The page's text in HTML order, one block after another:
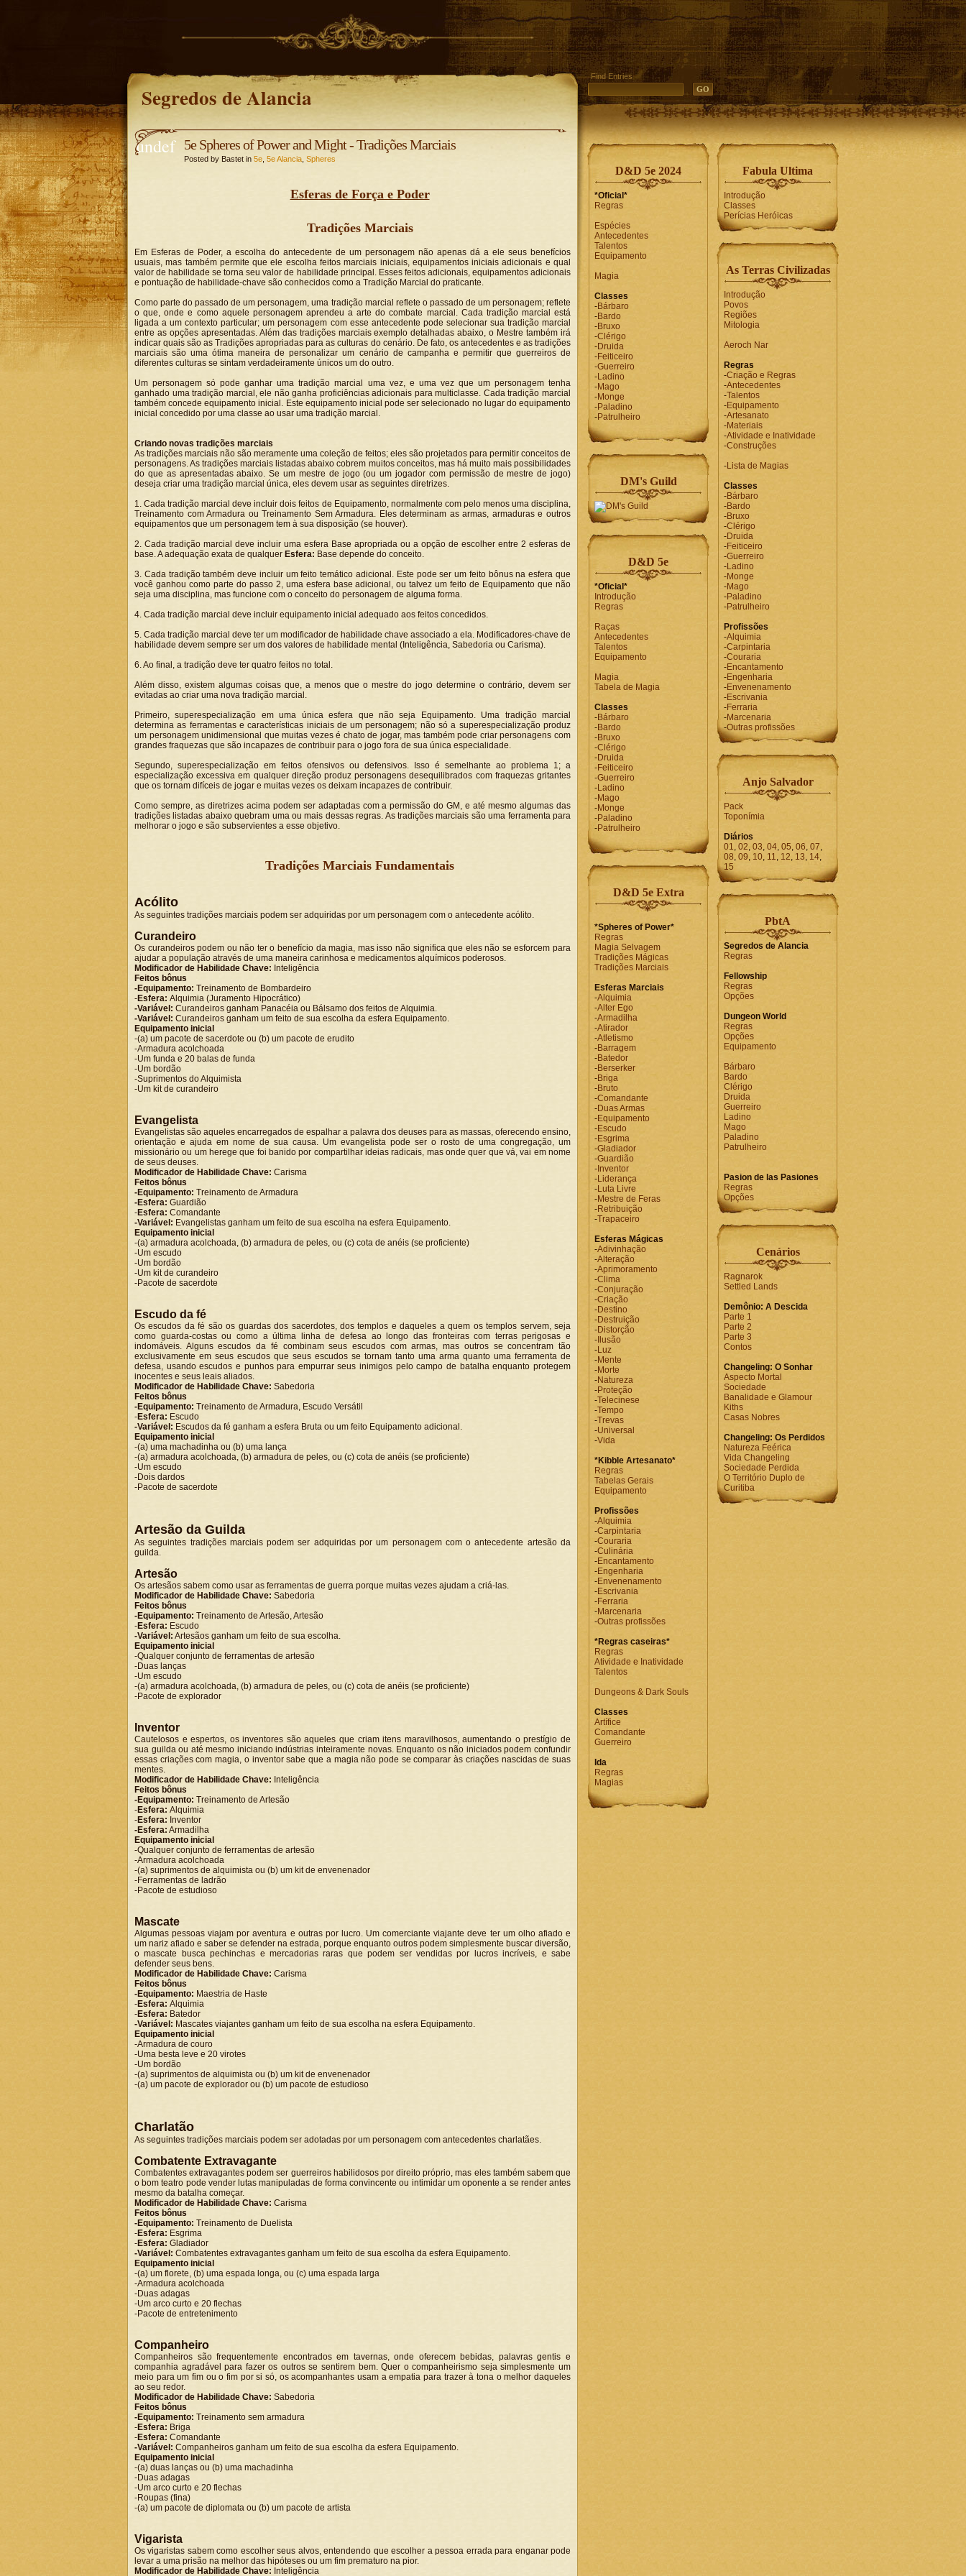
Segredos de Alancia
Find Entries
undef 5e Spheres of Power and Might - Tradições Marciais
Posted by Bastet in 5e 5e Alancia Spheres
Esferas de Força e Poder
Tradições Marciais
Em Esferas de Poder, a escolha do antecedente de um personagem não apenas dá a ele seus benefícios
usuais, mas também permite que ele escolha feitos marciais iniciais, equipamentos iniciais adicionais e qual
valor de habilidade se torna seu valor de habilidade principal. Esses feitos adicionais, equipamentos adicionais
e pontuação de habilidade-chave são conhecidos como a Tradição Marcial do praticante.
Como parte do passado de um personagem, uma tradição marcial reflete o passado de um personagem; reflete
o que, onde e como aquele personagem aprendeu a arte do combate marcial. Cada tradição marcial está
ligada a um contexto particular; um personagem com esse antecedente pode selecionar sua tradição marcial
entre as opções apresentadas. Além das tradições marciais exemplo detalhadas abaixo, o Mestre também irá
indicar quais são as Tradições apropriadas para as culturas do cenário. De fato, os antecedentes e as tradições
marciais são uma ótima maneira de personalizar um cenário de campanha e permitir que guerreiros de
diferentes culturas se sintam verdadeiramente únicos um do outro.
Um personagem só pode ganhar uma tradição marcial uma vez, e uma vez que um personagem tenha
ganhado uma tradição marcial, ele não ganha proficiências adicionais para multiclasse. Cada tradição marcial
também concede equipamento inicial. Este equipamento inicial pode ser selecionado no lugar do equipamento
inicial concedido por uma classe ao usar uma tradição marcial.
Criando novas tradições marciais
As tradições marciais não são meramente uma coleção de feitos; eles são projetados para permitir conceitos de
personagens. As tradições marciais listadas abaixo cobrem muitos conceitos, mas há muito mais possibilidades
do que as apresentadas abaixo. Se um mestre de jogo (ou um jogador com permissão de mestre de jogo)
deseja criar uma tradição marcial única, eles devem usar as seguintes diretrizes.
1. Cada tradição marcial deve incluir dois feitos de Equipamento, normalmente com pelo menos uma disciplina,
Treinamento com Armadura ou Treinamento Sem Armadura. Eles determinam as armas, armaduras e outros
equipamentos que um personagem tem à sua disposição (se houver).
2. Cada tradição marcial deve incluir uma esfera Base apropriada ou a opção de escolher entre 2 esferas de
base. A adequação exata de qualquer Esfera: Base depende do conceito.
3. Cada tradição também deve incluir um feito temático adicional. Este pode ser um feito bônus na esfera que
você ganhou como parte do passo 2, uma esfera base adicional, ou talvez um feito de Equipamento que não
seja uma disciplina, mas funcione com o conceito do personagem de alguma forma.
4. Cada tradição marcial deve incluir equipamento inicial adequado aos feitos concedidos.
5. Cada tradição marcial deve ter um modificador de habilidade chave associado a ela. Modificadores-chave de
habilidade devem sempre ser um dos valores de habilidade mental (Inteligência, Sabedoria ou Carisma).
6. Ao final, a tradição deve ter quatro feitos no total.
Além disso, existem algumas coisas que, a menos que o mestre do jogo determine o contrário, devem ser
evitadas ao criar uma nova tradição marcial.
Primeiro, superespecialização em uma única esfera que não seja Equipamento. Uma tradição marcial
determina as ferramentas e características iniciais de um personagem; não só a superespecialização produz
um personagem unidimensional que muitas vezes é chato de jogar, mas também pode criar personagens com
grandes fraquezas que são incapazes de contribuir para o jogo fora de sua única especialidade.
Segundo, superespecialização em feitos ofensivos ou defensivos. Isso é semelhante ao problema 1; a
especialização excessiva em qualquer direção produz personagens desequilibrados com fraquezas gritantes
que os tornam difíceis de jogar e muitas vezes os deixam incapazes de contribuir.
Como sempre, as diretrizes acima podem ser adaptadas com a permissão do GM, e até mesmo algumas das
tradições listadas abaixo quebram uma ou mais dessas regras. As tradições marciais são uma ferramenta para
melhorar o jogo e são subservientes a esse objetivo.
Tradições Marciais Fundamentais
Acólito
As seguintes tradições marciais podem ser adquiridas por um personagem com o antecedente acólito.
Curandeiro
Os curandeiros podem ou não ter o benefício da magia, mas isso não significa que eles não se esforcem para
ajudar a população através de uma maneira carinhosa e medicamentos alquímicos poderosos.
Modificador de Habilidade Chave: Inteligência
Feitos bônus
-Equipamento: Treinamento de Bombardeiro
-Esfera: Alquimia (Juramento Hipocrático)
-Variável: Curandeiros ganham Panacéia ou Bálsamo dos feitos de Alquimia.
-Variável: Curandeiros ganham um feito de sua escolha da esfera Equipamento.
Equipamento inicial
-(a) um pacote de sacerdote ou (b) um pacote de erudito
-Armadura acolchoada
-Um funda e 20 balas de funda
-Um bordão
-Suprimentos do Alquimista
-Um kit de curandeiro
Evangelista
Evangelistas são aqueles encarregados de espalhar a palavra dos deuses para as massas, oferecendo ensino,
orientação e ajuda em nome de sua causa. Um evangelista pode ser o rosto de uma congregação, um
missionário ou um herege que foi banido por compartilhar ideias radicais, mas onde quer que vá, vai em nome
de seus deuses.
Modificador de Habilidade Chave: Carisma
Feitos bônus
-Equipamento: Treinamento de Armadura
-Esfera: Guardião
-Esfera: Comandante
-Variável: Evangelistas ganham um feito de sua escolha na esfera Equipamento.
Equipamento inicial
-(a) armadura acolchoada, (b) armadura de peles, ou (c) cota de anéis (se proficiente)
-Um escudo
-Um bordão
-Um kit de curandeiro
-Pacote de sacerdote
Escudo da fé
Os escudos da fé são os guardas dos sacerdotes, dos templos e daqueles a quem os templos servem, seja
como guarda-costas ou como a última linha de defesa ao longo das fronteiras com terras perigosas e
indomáveis. Alguns escudos da fé combinam seus escudos com armas, mas outros se concentram tão
exclusivamente em seus escudos que seus escudos se tornam tanto uma arma quanto uma ferramenta de
defesa, usando escudos e punhos para empurrar seus inimigos pelo campo de batalha enquanto protegem
inocentes e seus leais aliados.
Modificador de Habilidade Chave: Sabedoria
Feitos bônus
-Equipamento: Treinamento de Armadura, Escudo Versátil
-Esfera: Escudo
-Variável: Escudos da fé ganham a esfera Bruta ou um feito Equipamento adicional.
Equipamento inicial
-(a) uma machadinha ou (b) uma lança
-(a) armadura acolchoada, (b) armadura de peles, ou (c) cota de anéis (se proficiente)
-Um escudo
-Dois dardos
-Pacote de sacerdote
Artesão da Guilda
As seguintes tradições marciais podem ser adquiridas por um personagem com o antecedente artesão da
guilda.
Artesão
Os artesãos sabem como usar as ferramentas de guerra porque muitas vezes ajudam a criá-las.
Modificador de Habilidade Chave: Sabedoria
Feitos bônus
-Equipamento: Treinamento de Artesão, Artesão
-Esfera: Escudo
-Variável: Artesãos ganham um feito de sua escolha.
Equipamento inicial
-Qualquer conjunto de ferramentas de artesão
-Duas lanças
-Um escudo
-(a) armadura acolchoada, (b) armadura de peles, ou (c) cota de anéis (se proficiente)
-Pacote de explorador
Inventor
Cautelosos e espertos, os inventores são aqueles que criam itens maravilhosos, aumentando o prestígio de
sua guilda ou até mesmo iniciando indústrias inteiramente novas. Enquanto os não iniciados podem confundir
essas criações com magia, o inventor sabe que a magia não pode se comparar às criações nascidas de suas
mentes.
Modificador de Habilidade Chave: Inteligência
Feitos bônus
-Equipamento: Treinamento de Artesão
-Esfera: Alquimia
-Esfera: Inventor
-Esfera: Armadilha
Equipamento inicial
-Qualquer conjunto de ferramentas de artesão
-Armadura acolchoada
-(a) suprimentos de alquimista ou (b) um kit de envenenador
-Ferramentas de ladrão
-Pacote de estudioso
Mascate
Algumas pessoas viajam por aventura e outras por lucro. Um comerciante viajante deve ter um olho afiado e
um nariz afiado e saber se defender na estrada, porque enquanto outros podem simplesmente buscar diversão,
o mascate busca pechinchas e mercadorias raras que podem ser vendidas por lucros incríveis, e sabe
defender seus bens.
Modificador de Habilidade Chave: Carisma
Feitos bônus
-Equipamento: Maestria de Haste
-Esfera: Alquimia
-Esfera: Batedor
-Variável: Mascates viajantes ganham um feito de sua escolha na esfera Equipamento.
Equipamento inicial
-Armadura de couro
-Uma besta leve e 20 virotes
-Um bordão
-(a) suprimentos de alquimista ou (b) um kit de envenenador
-(a) um pacote de explorador ou (b) um pacote de estudioso
Charlatão
As seguintes tradições marciais podem ser adotadas por um personagem com antecedentes charlatães.
Combatente Extravagante
Combatentes extravagantes podem ser guerreiros habilidosos por direito próprio, mas eles também sabem que
o bom teatro pode vender lutas manipuladas de forma convincente ou intimidar um oponente a se render antes
mesmo da batalha começar.
Modificador de Habilidade Chave: Carisma
Feitos bônus
-Equipamento: Treinamento de Duelista
-Esfera: Esgrima
-Esfera: Gladiador
-Variável: Combatentes extravagantes ganham um feito de sua escolha da esfera Equipamento.
Equipamento inicial
-(a) um florete, (b) uma espada longa, ou (c) uma espada larga
-Armadura acolchoada
-Duas adagas
-Um arco curto e 20 flechas
-Pacote de entretenimento
Companheiro
Companheiros são frequentemente encontrados em tavernas, onde oferecem bebidas, palavras gentis e
companhia agradável para fazer os outros se sentirem bem. Quer o companheirismo seja simplesmente um
meio para um fim ou o fim por si só, os acompanhantes usam a empatia para trazer à tona o melhor daqueles
ao seu redor.
Modificador de Habilidade Chave: Sabedoria
Feitos bônus
-Equipamento: Treinamento sem armadura
-Esfera: Briga
-Esfera: Comandante
-Variável: Companheiros ganham um feito de sua escolha da esfera Equipamento.
Equipamento inicial
-(a) duas lanças ou (b) uma machadinha
-Duas adagas
-Um arco curto e 20 flechas
-Roupas (fina)
-(a) um pacote de diplomata ou (b) um pacote de artista
Vigarista
Os vigaristas sabem como escolher seus alvos, entendendo que escolher a pessoa errada para enganar pode
levar a uma prisão na melhor das hipóteses ou um fim prematuro na pior.
Modificador de Habilidade Chave: Inteligência
D&D 5e 2024
*Oficial*
Regras
Espécies
Antecedentes
Talentos
Equipamento
Magia
Classes
-Bárbaro
-Bardo
-Bruxo
-Clérigo
-Druida
-Feiticeiro
-Guerreiro
-Ladino
-Mago
-Monge
-Paladino
-Patrulheiro
DM's Guild
D&D 5e
*Oficial*
Introdução
Regras
Raças
Antecedentes
Talentos
Equipamento
Magia
Tabela de Magia
Classes
-Bárbaro
-Bardo
-Bruxo
-Clérigo
-Druida
-Feiticeiro
-Guerreiro
-Ladino
-Mago
-Monge
-Paladino
-Patrulheiro
D&D 5e Extra
*Spheres of Power*
Regras
Magia Selvagem
Tradições Mágicas
Tradições Marciais
Esferas Marciais
-Alquimia
-Alter Ego
-Armadilha
-Atirador
-Atletismo
-Barragem
-Batedor
-Berserker
-Briga
-Bruto
-Comandante
-Duas Armas
-Equipamento
-Escudo
-Esgrima
-Gladiador
-Guardião
- Inventor
-Liderança
-Luta Livre
-Mestre de Feras
-Retribuição
-Trapaceiro
Esferas Mágicas
-Adivinhação
-Alteração
-Aprimoramento
-Clima
-Conjuração
-Criação
-Destino
-Destruição
-Distorção
- Ilusão
-Luz
-Mente
-Morte
-Natureza
-Proteção
-Telecinese
-Tempo
-Trevas
-Universal
-Vida
*Kibble Artesanato*
Regras
Tabelas Gerais
Equipamento
Profissões
-Alquimia
-Carpintaria
-Couraria
-Culinária
-Encantamento
-Engenharia
-Envenenamento
-Escrivania
-Ferraria
-Marcenaria
-Outras profissões
*Regras caseiras*
Regras
Atividade e Inatividade
Talentos
Dungeons & Dark Souls
Classes
Artífice
Comandante
Guerreiro
Ida
Regras
Magias
Fabula Ultima
Introdução
Classes
Perícias Heróicas
As Terras Civilizadas
Introdução
Povos
Regiões
Mitologia
Aeroch Nar
Regras
-Criação e Regras
-Antecedentes
-Talentos
-Equipamento
-Artesanato
-Materiais
-Atividade e Inatividade
-Construções
-Lista de Magias
Classes
-Bárbaro
-Bardo
-Bruxo
-Clérigo
-Druida
-Feiticeiro
-Guerreiro
-Ladino
-Monge
-Mago
-Paladino
-Patrulheiro
Profissões
-Alquimia
-Carpintaria
-Couraria
-Encantamento
-Engenharia
-Envenenamento
-Escrivania
-Ferraria
-Marcenaria
-Outras profissões
Anjo Salvador
Pack
Toponímia
Diários
01, 02, 03, 04, 05, 06, 07,
08, 09, 10, 11, 12, 13, 14,
15
PbtA
Segredos de Alancia
Regras
Fellowship
Regras
Opções
Dungeon World
Regras
Opções
Equipamento
Bárbaro
Bardo
Clérigo
Druida
Guerreiro
Ladino
Mago
Paladino
Patrulheiro
Pasion de las Pasiones
Regras
Opções
Cenários
Ragnarok
Settled Lands
Demônio: A Descida
Parte 1
Parte 2
Parte 3
Contos
Changeling: O Sonhar
Aspecto Mortal
Sociedade
Banalidade e Glamour
Kiths
Casas Nobres
Changeling: Os Perdidos
Natureza Feérica
Vida Changeling
Sociedade Perdida
O Território Duplo de
Curitiba